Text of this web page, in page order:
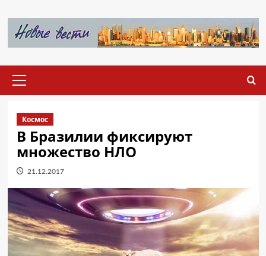
содержимому
меню
Космос
В Бразилии фиксируют
множество НЛО
21.12.2017